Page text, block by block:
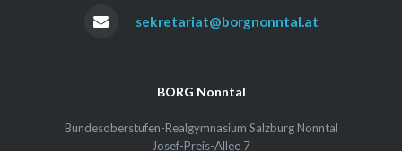
sekretariat@borgnonntal.at
BORG Nonntal
Bundesoberstufen-Realgymnasium Salzburg Nonntal
Josef-Preis-Allee 7